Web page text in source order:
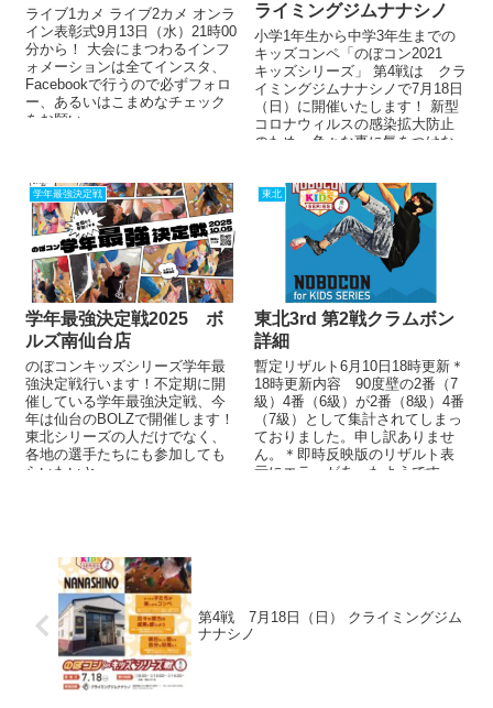
ライブ1カメ ライブ2カメ オンラ
イン表彰式9月13日（水）21時00
分から！ 大会にまつわるインフ
ォメーションは全てインスタ、
Facebookで行うので必ずフォロ
ー、あるいはこまめなチェック
をお願い...
ライミングジムナナシノ
小学1年生から中学3年生までの
キッズコンペ「のぼコン2021
キッズシリーズ」 第4戦は クラ
イミングジムナナシノで7月18日
（日）に開催いたします！ 新型
コロナウィルスの感染拡大防止
のため、色々な事に気をつけな
学年最強決定戦
学年最強決定戦2025 ボ
ルズ南仙台店
のぼコンキッズシリーズ学年最
強決定戦行います！不定期に開
催している学年最強決定戦、今
年は仙台のBOLZで開催します！
東北シリーズの人だけでなく、
各地の選手たちにも参加しても
らいたいと...
東北
東北3rd 第2戦クラムボン
詳細
暫定リザルト6月10日18時更新＊
18時更新内容 90度壁の2番（7
級）4番（6級）が2番（8級）4番
（7級）として集計されてしまっ
ておりました。申し訳ありませ
ん。＊即時反映版のリザルト表
示にエラーがあったようです。
第4戦 7月18日（日） クライミングジム
ナナシノ